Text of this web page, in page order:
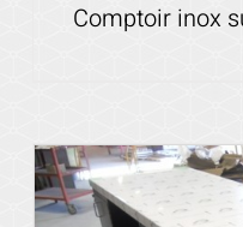
Voir
Comptoir inox